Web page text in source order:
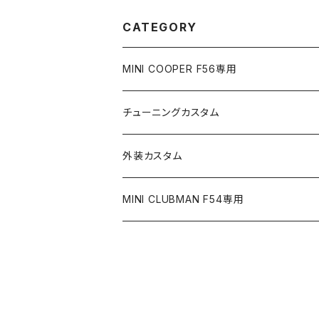
CATEGORY
MINI COOPER F56専用
チューニングカスタム
ICE WIRE｜アイスワイヤー
ICE FUSE |アイスヒューズ
外装カスタム
MINI CLUBMAN F54専用